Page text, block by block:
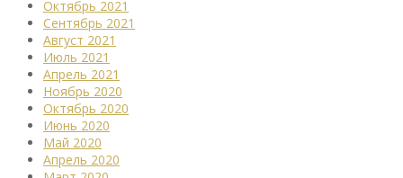
Октябрь 2021
Сентябрь 2021
Август 2021
Июль 2021
Апрель 2021
Ноябрь 2020
Октябрь 2020
Июнь 2020
Май 2020
Апрель 2020